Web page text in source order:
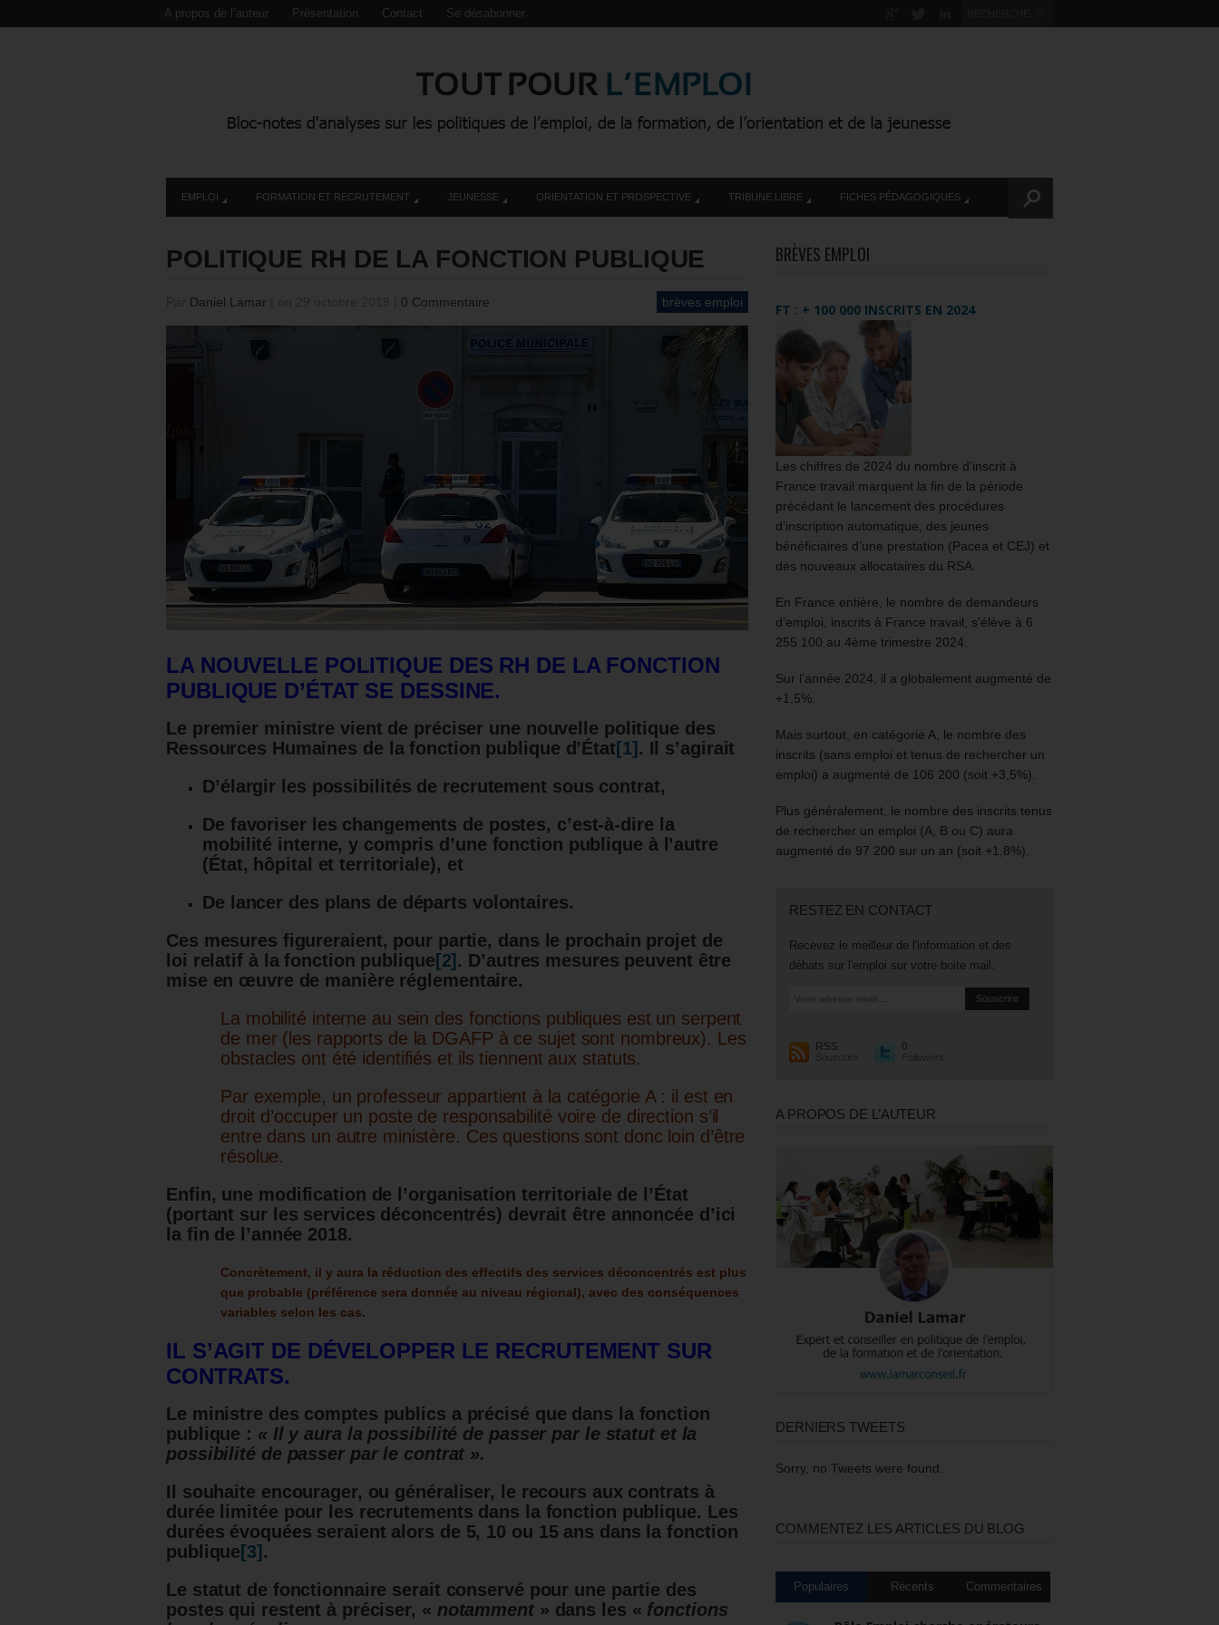
A propos de l’auteur Présentation Contact Se désabonner
EMPLOI FORMATION ET RECRUTEMENT JEUNESSE ORIENTATION ET PROSPECTIVE TRIBUNE LIBRE FICHES PÉDAGOGIQUES
POLITIQUE RH DE LA FONCTION PUBLIQUE
Daniel Lamar 0 Commentaire brèves emploi
LA NOUVELLE POLITIQUE DES RH DE LA FONCTION
PUBLIQUE D’ÉTAT SE DESSINE.
Le premier ministre vient de préciser une nouvelle politique des
Ressources Humaines de la fonction publique d’État [1] . Il s’agirait
D’élargir les possibilités de recrutement sous contrat,
De favoriser les changements de postes, c’est-à-dire la
mobilité interne, y compris d’une fonction publique à l’autre
(État, hôpital et territoriale), et
De lancer des plans de départs volontaires.
Ces mesures figureraient, pour partie, dans le prochain projet de
loi relatif à la fonction publique [2] . D’autres mesures peuvent être
mise en œuvre de manière réglementaire.
La mobilité interne au sein des fonctions publiques est un serpent
de mer (les rapports de la DGAFP à ce sujet sont nombreux). Les
obstacles ont été identifiés et ils tiennent aux statuts.
Par exemple, un professeur appartient à la catégorie A : il est en
droit d’occuper un poste de responsabilité voire de direction s’il
entre dans un autre ministère. Ces questions sont donc loin d’être
résolue.
Enfin, une modification de l’organisation territoriale de l’État
(portant sur les services déconcentrés) devrait être annoncée d’ici
la fin de l’année 2018.
Concrètement, il y aura la réduction des effectifs des services déconcentrés est plus
que probable (préférence sera donnée au niveau régional), avec des conséquences
variables selon les cas.
IL S’AGIT DE DÉVELOPPER LE RECRUTEMENT SUR
CONTRATS.
Le ministre des comptes publics a précisé que dans la fonction
publique : « Il y aura la possibilité de passer par le statut et la
possibilité de passer par le contrat ».
Il souhaite encourager, ou généraliser, le recours aux contrats à
durée limitée pour les recrutements dans la fonction publique. Les
durées évoquées seraient alors de 5, 10 ou 15 ans dans la fonction
publique [3] .
Le statut de fonctionnaire serait conservé pour une partie des
postes qui restent à préciser, « notamment» dans les « fonctions
BRÈVES EMPLOI
FT : + 100 000 INSCRITS EN 2024
Les chiffres de 2024 du nombre d’inscrit à
France travail marquent la fin de la période
précédant le lancement des procédures
d’inscription automatique, des jeunes
bénéficiaires d’une prestation (Pacea et CEJ) et
des nouveaux allocataires du RSA.
En France entière, le nombre de demandeurs
d’emploi, inscrits à France travail, s’élève à 6
255 100 au 4ème trimestre 2024.
Sur l’année 2024, il a globalement augmenté de
+1,5%.
Mais surtout, en catégorie A, le nombre des
inscrits (sans emploi et tenus de rechercher un
emploi) a augmenté de 106 200 (soit +3,5%).
Plus généralement, le nombre des inscrits tenus
de rechercher un emploi (A, B ou C) aura
augmenté de 97 200 sur un an (soit +1,8%).
RESTEZ EN CONTACT
Recevez le meilleur de l'information et des
débats sur l'emploi sur votre boite mail.
RSS
Souscrire
0
Followers
A PROPOS DE L’AUTEUR
DERNIERS TWEETS
Sorry, no Tweets were found.
COMMENTEZ LES ARTICLES DU BLOG
Populaires Récents Commentaires